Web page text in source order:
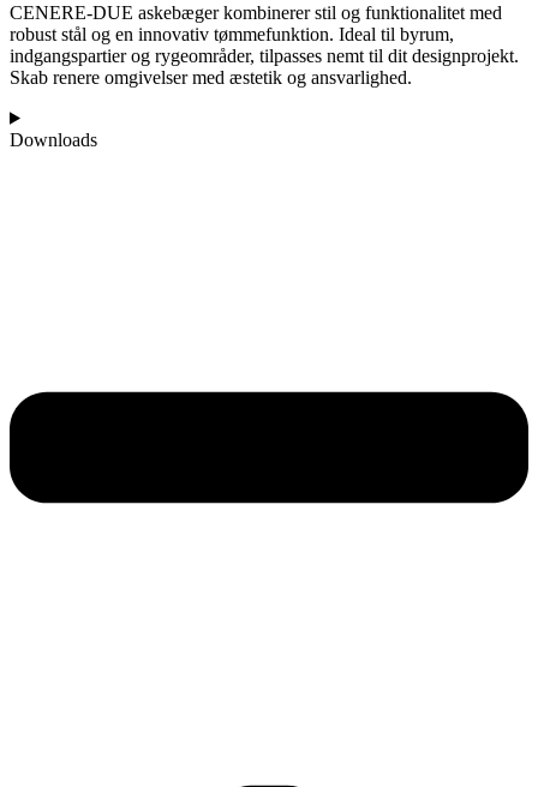
CENERE-DUE askebæger kombinerer stil og funktionalitet med
robust stål og en innovativ tømmefunktion. Ideal til byrum,
indgangspartier og rygeområder, tilpasses nemt til dit designprojekt.
Skab renere omgivelser med æstetik og ansvarlighed.
Downloads